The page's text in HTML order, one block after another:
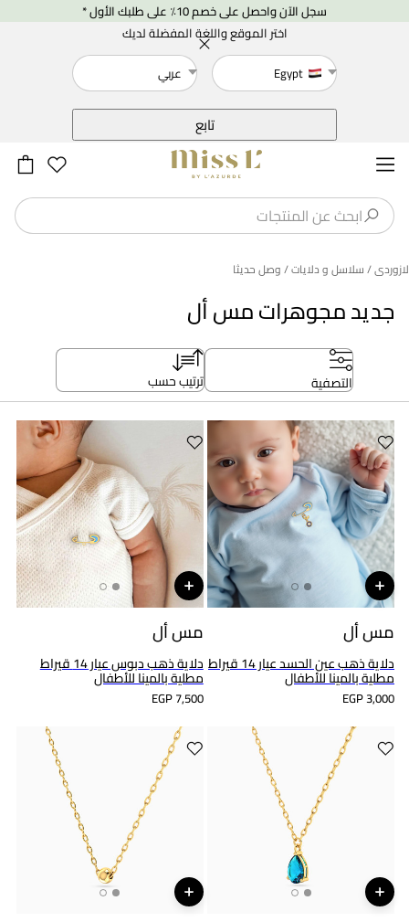
سجل الآن واحصل على خصم 10٪ على طلبك الأول *
اختر الموقع واللغة المفضلة لديك
Egypt
عربي
تابع
جديد مجوهرات مس أل
لازوردى/ سلاسل و دلايات/ وصل حديثا
التصفية ترتيب حسب
مس أل
دلاية ذهب عين الحسد عيار 14 قيراط
مطلية بالمينا للأطفال
EGP 3,000
مس أل
دلاية ذهب دبوس عيار 14 قيراط
مطلية بالمينا للأطفال
EGP 7,500